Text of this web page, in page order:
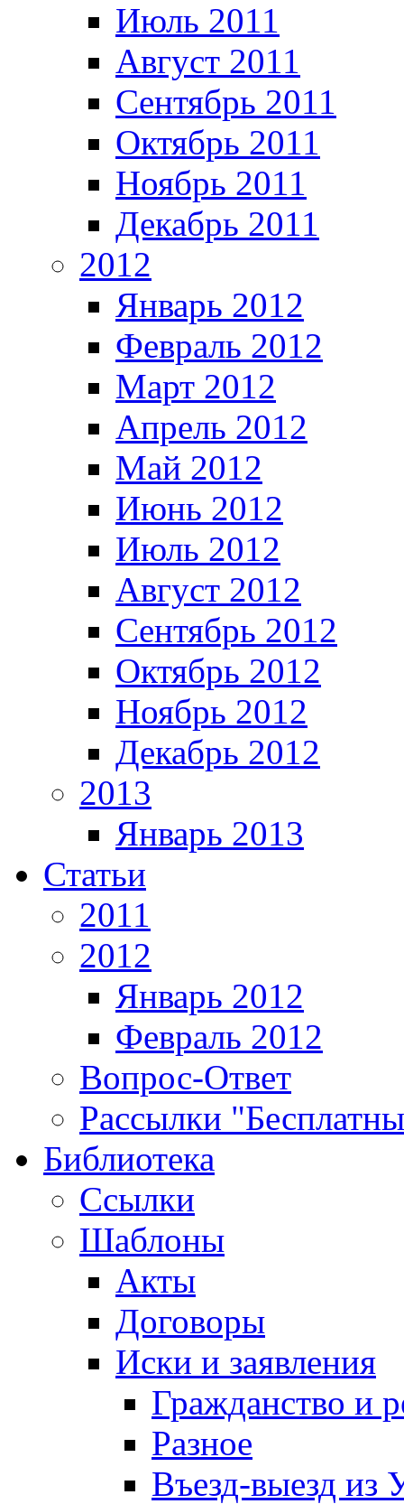
Июль 2011
Август 2011
Сентябрь 2011
Октябрь 2011
Ноябрь 2011
Декабрь 2011
2012
Январь 2012
Февраль 2012
Март 2012
Апрель 2012
Май 2012
Июнь 2012
Июль 2012
Август 2012
Сентябрь 2012
Октябрь 2012
Ноябрь 2012
Декабрь 2012
2013
Январь 2013
Статьи
2011
2012
Январь 2012
Февраль 2012
Вопрос-Ответ
Рассылки
Библиотека
Ссылки
Шаблоны
Акты
Договоры
Иски и заявления
Гражданство и
Разное
Въезд-выезд из